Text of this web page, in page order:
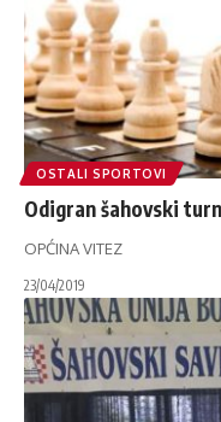
OSTALI SPORTOVI
Odigran šahovski
OPĆINA VITEZ
23/04/2019